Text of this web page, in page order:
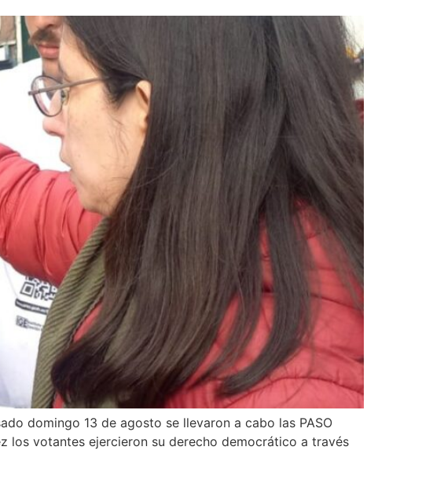
domingo 13 de agosto se llevaron a cabo las PASO
los votantes ejercieron su derecho democrático a través